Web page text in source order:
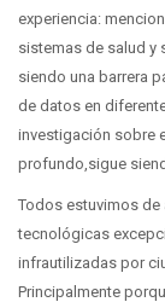
experiencia:
sistemas de salud y
siendo una barrera
de datos en
investigación sobre
profundo,sigue
Todos estuvimos de
tecnológicas
infrautilizadas por
Principalmente